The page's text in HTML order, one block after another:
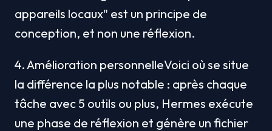
appareils locaux" est un principe de
conception, et non une réflexion.
4. Amélioration personnelleVoici où se situe
la différence la plus notable : après chaque
tâche avec 5 outils ou plus, Hermes exécute
une phase de réflexion et génère un fichier